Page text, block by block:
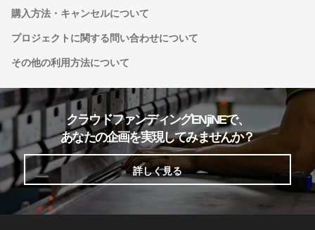
購入方法・キャンセルについて
プロジェクトに関する問い合わせについて
その他の利用方法について
クラウドファンディングENjiNEで、
あなたの企画を実現してみませんか？
詳しく見る